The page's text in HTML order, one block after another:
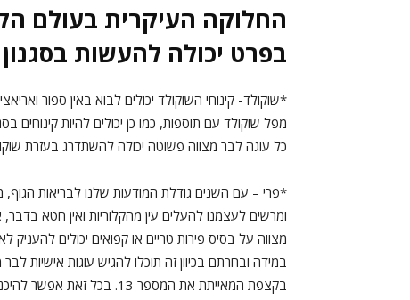
החלוקה העיקרית בעולם
בפרט יכולה להעשות
*שוקולד- קינוחי השוקולד יכולים לבוא באין ספור
מפל שוקולד עם תוספות, כמו כן יכולים להיות קינוחים
כל עוגה לבר מצווה פשוטה יכולה להשתדרג בעזרת
*פרי – עם השנים גודלת המודעות שלנו לבריאות
ומרשים לעצמנו להעלים עין מהקלוריות ואין חטא
מצווה על בסיס פירות טריים או קפואים יכולים
במידה ובחרתם בכיוון זה תוכלו להגיש עוגות אישיות
בקצפת המאייתת את המספר 13. בכל זאת אפשר להיכנע קצת למתוק…